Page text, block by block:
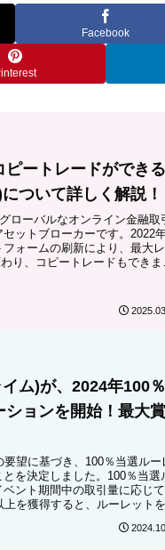
Facebook
ートレードができる
ついて詳しく解説！
ローバルなオンライン金融取
ットブローカーです。2022
ォームの刷新により、最大
り、コピートレードもできま
ム)が、2024年100％
ョンを開始！最大賞
望に基づき、100％当選ルー
を決定しました。100％当選
ント期間中の取引量に応じ
を獲得すると、ルーレット
ついて詳しく解説します。